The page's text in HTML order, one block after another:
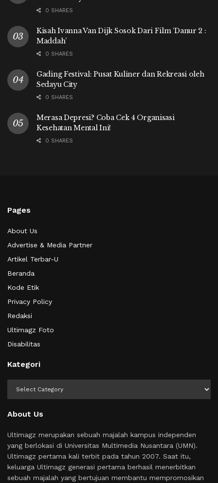
0 SHARES
Kisah Ivanna Van Dijk Sosok Dari Film ‘Danur 2 :
Maddah’
0 SHARES
Gading Festival: Pusat Kuliner dan Rekreasi oleh
Sedayu City
0 SHARES
Merasa Depresi? Coba Cek 4 Organisasi
Kesehatan Mental Ini!
0 SHARES
Pages
About Us
Advertise & Media Partner
Artikel Terbar-U
Beranda
Kode Etik
Privacy Policy
Redaksi
Ultimagz Foto
Disabilitas
Kategori
About Us
Ultimagz merupakan sebuah majalah kampus independen
yang berlokasi di Universitas Multimedia Nusantara (UMN).
Ultimagz pertama kali terbit pada tahun 2007. Saat itu,
keluarga Ultimagz generasi pertama berhasil menerbitkan
sebuah majalah yang bertujuan membantu mempromosikan